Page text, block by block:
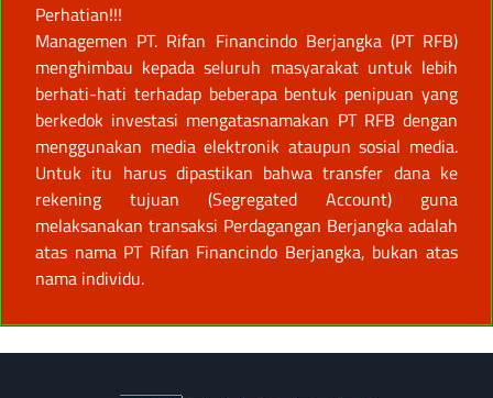
Perhatian!!!
Managemen PT. Rifan Financindo Berjangka (PT RFB)
menghimbau kepada seluruh masyarakat untuk lebih
berhati-hati terhadap beberapa bentuk penipuan yang
berkedok investasi mengatasnamakan PT RFB dengan
menggunakan media elektronik ataupun sosial media.
Untuk itu harus dipastikan bahwa transfer dana ke
rekening tujuan (Segregated Account) guna
melaksanakan transaksi Perdagangan Berjangka adalah
atas nama PT Rifan Financindo Berjangka, bukan atas
nama individu.